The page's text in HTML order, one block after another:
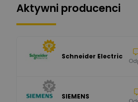
Aktywni producenci
Schneider Electric
SIEMENS